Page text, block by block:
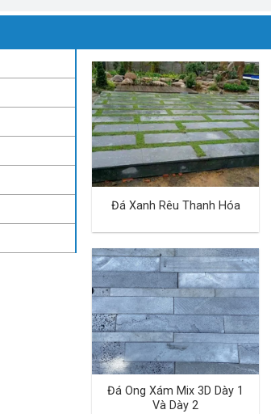
Đá Xanh Rêu Thanh Hóa
Đá Ong Xám Mix 3D Dày 1
Và Dày 2